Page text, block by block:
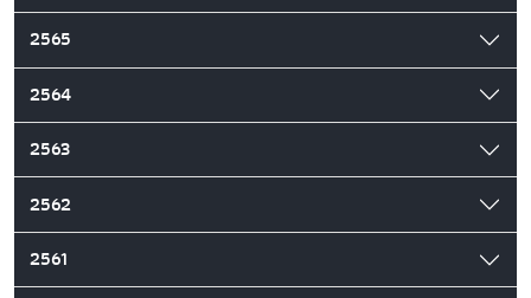
2565
2564
2563
2562
2561